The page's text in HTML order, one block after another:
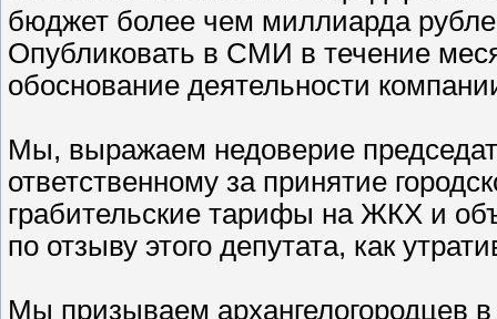
бюджет более чем миллиарда
Опубликовать в СМИ в течение
обоснование деятельности
Мы, выражаем недоверие
ответственному за принятие
грабительские тарифы на ЖКХ и
по отзыву этого депутата, как
Мы призываем архангелогородцев